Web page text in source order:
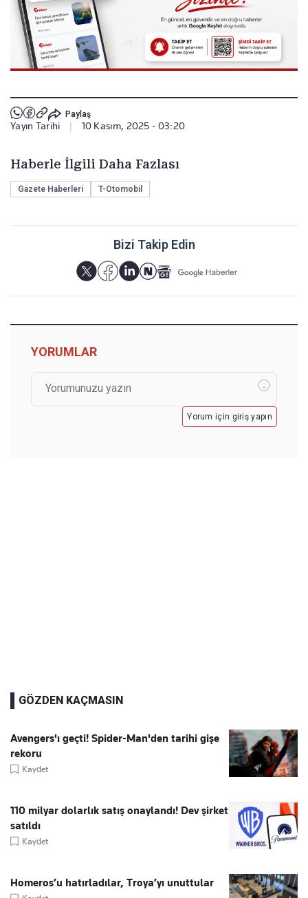
Paylaş
Yayın Tarihi 10 Kasım, 2025 - 03:20
Haberle İlgili Daha Fazlası
Gazete Haberleri T-Otomobil
Bizi Takip Edin
YORUMLAR
Yorum için giriş yapın
GÖZDEN KAÇMASIN
Avengers'ı geçti! Spider-Man'den tarihi gişe
rekoru
Kaydet
110 milyar dolarlık satış onaylandı! Dev şirket
satıldı
Kaydet
Homeros’u hatırladılar, Troya’yı unuttular